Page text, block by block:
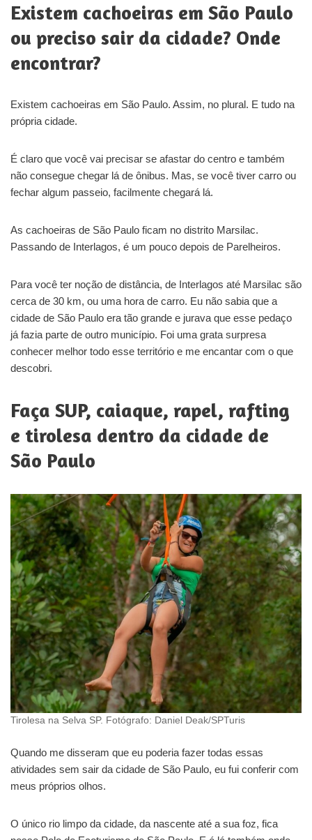
Existem cachoeiras em São Paulo
ou preciso sair da cidade? Onde
encontrar?
Existem cachoeiras em São Paulo. Assim, no plural. E tudo na
própria cidade.
É claro que você vai precisar se afastar do centro e também
não consegue chegar lá de ônibus. Mas, se você tiver carro ou
fechar algum passeio, facilmente chegará lá.
As cachoeiras de São Paulo ficam no distrito Marsilac.
Passando de Interlagos, é um pouco depois de Parelheiros.
Para você ter noção de distância, de Interlagos até Marsilac são
cerca de 30 km, ou uma hora de carro. Eu não sabia que a
cidade de São Paulo era tão grande e jurava que esse pedaço
já fazia parte de outro município. Foi uma grata surpresa
conhecer melhor todo esse território e me encantar com o que
descobri.
Faça SUP, caiaque, rapel, rafting
e tirolesa dentro da cidade de
São Paulo
Tirolesa na Selva SP. Fotógrafo: Daniel Deak/SPTuris
Quando me disseram que eu poderia fazer todas essas
atividades sem sair da cidade de São Paulo, eu fui conferir com
meus próprios olhos.
O único rio limpo da cidade, da nascente até a sua foz, fica